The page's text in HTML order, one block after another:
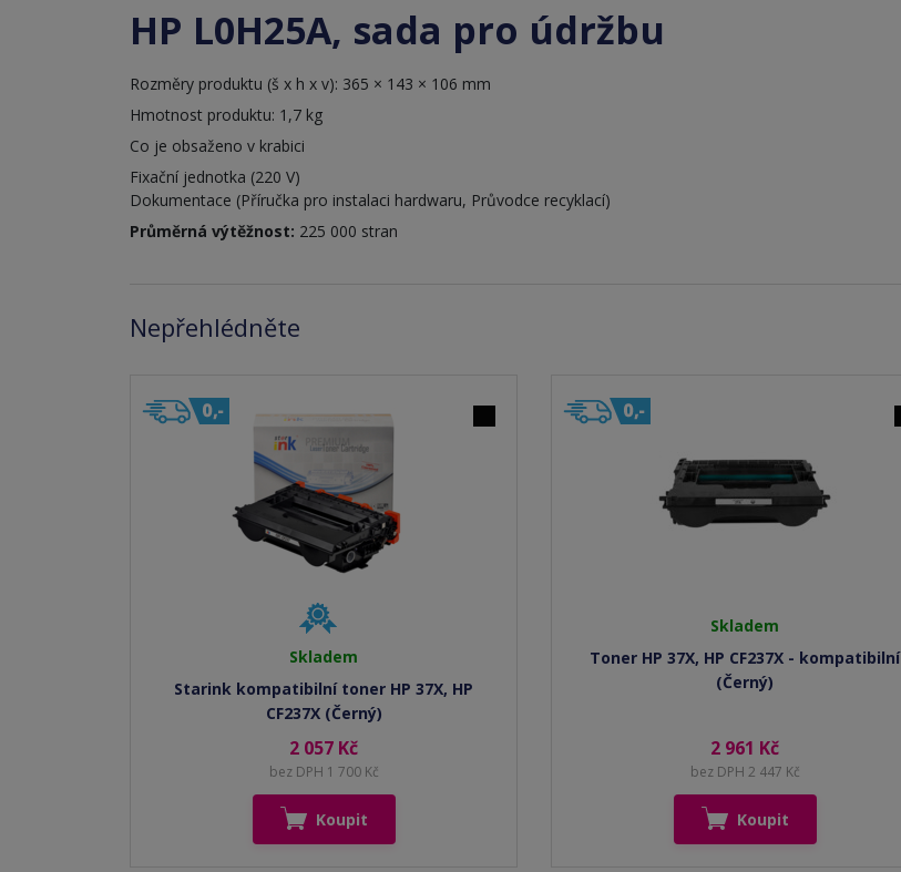
HP L0H25A, sada pro údržbu
Rozměry produktu (š x h x v): 365 × 143 × 106 mm
Hmotnost produktu: 1,7 kg
Co je obsaženo v krabici
Fixační jednotka (220 V)
Dokumentace (Příručka pro instalaci hardwaru, Průvodce recyklací)
Průměrná výtěžnost: 225 000 stran
Nepřehlédněte
Skladem
Starink kompatibilní toner HP 37X, HP
CF237X (Černý)
2 057 Kč
bez DPH 1 700 Kč
Koupit
Skladem
Toner HP 37X, HP CF237X - kompatibilní
(Černý)
2 961 Kč
bez DPH 2 447 Kč
Koupit